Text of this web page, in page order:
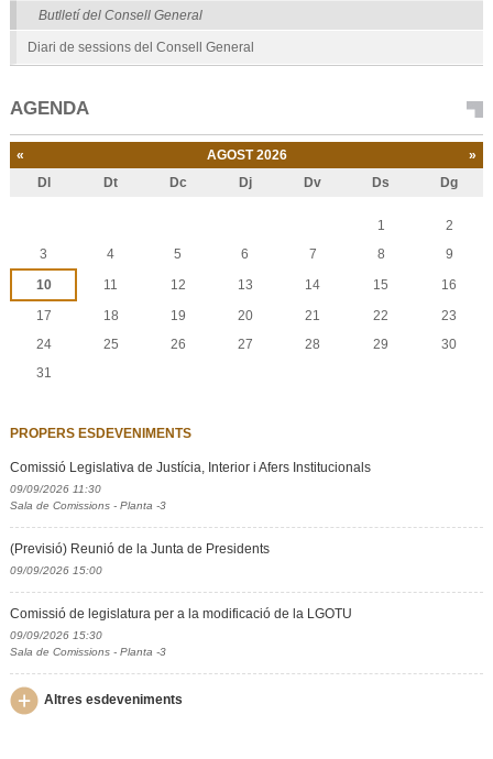
Butlletí del Consell General
Diari de sessions del Consell General
AGENDA
« AGOST 2026 »
Dl Dt Dc Dj Dv Ds Dg
1
2
3
4 5 6 7 8
9
10
11 12 13 14 15
16
17
18 19 20 21 22
23
24
25 26 27 28 29
30
31
PROPERS ESDEVENIMENTS
Comissió Legislativa de Justícia, Interior i Afers Institucionals
09/09/2026 11:30
Sala de Comissions - Planta -3
(Previsió) Reunió de la Junta de Presidents
09/09/2026 15:00
Comissió de legislatura per a la modificació de la LGOTU
09/09/2026 15:30
Sala de Comissions - Planta -3
Altres esdeveniments